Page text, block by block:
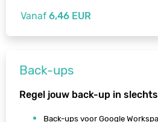
Vanaf 6,46 EUR
Back-ups
Regel jouw back-up in
Back-ups voor Google